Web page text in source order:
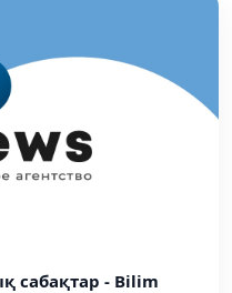
сабақтар - Bilim